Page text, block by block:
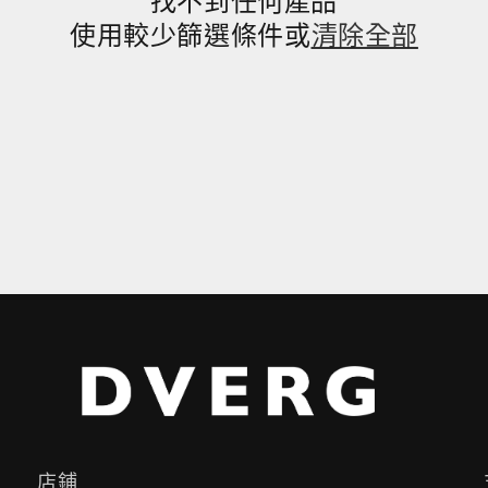
使用較少篩選條件或清除全部